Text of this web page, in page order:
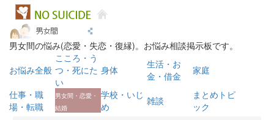
男女間の悩み(恋愛・失恋・復縁)。お悩み相談掲示板です。
お悩み全般
こころ・う
つ・死にた
い
身体
生活・お
金・借金
家庭
仕事・職
場・転職
男女間・恋愛・
結婚
学校・いじ
め
雑談
まとめトピ
ック